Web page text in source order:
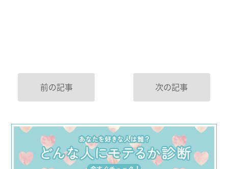
前の記事 次の記事